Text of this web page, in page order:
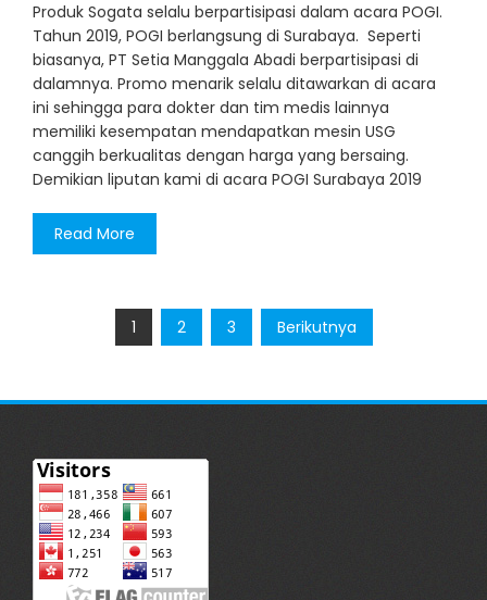
Produk Sogata selalu berpartisipasi dalam acara POGI.
Tahun 2019, POGI berlangsung di Surabaya. Seperti
biasanya, PT Setia Manggala Abadi berpartisipasi di
dalamnya. Promo menarik selalu ditawarkan di acara
ini sehingga para dokter dan tim medis lainnya
memiliki kesempatan mendapatkan mesin USG
canggih berkualitas dengan harga yang bersaing.
Demikian liputan kami di acara POGI Surabaya 2019
Read More
1 2 3 Berikutnya